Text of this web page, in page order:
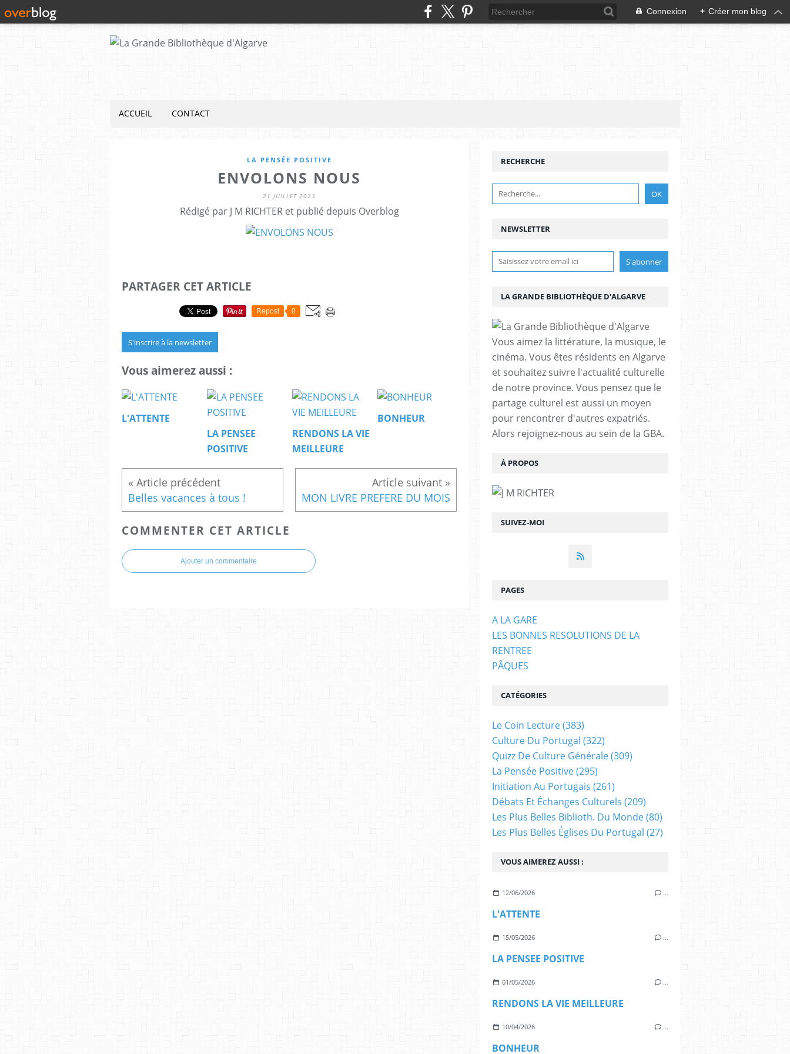
Connexion + Créer mon blog
ACCUEIL CONTACT
LA PENSÉE POSITIVE
ENVOLONS NOUS
21 JUILLET 2023
Rédigé par J M RICHTER et publié depuis Overblog
PARTAGER CET ARTICLE
Repost 0
S'inscrire à la newsletter
Vous aimerez aussi :
L'ATTENTE
LA PENSEE
POSITIVE
RENDONS LA VIE
MEILLEURE
BONHEUR
Belles vacances à tous ! MON LIVRE PREFERE DU MOIS
COMMENTER CET ARTICLE
Ajouter un commentaire
NEWSLETTER
SUIVEZ-MOI
RECHERCHE
LA GRANDE BIBLIOTHÈQUE D'ALGARVE
Vous aimez la littérature, la musique, le
cinéma. Vous êtes résidents en Algarve
et souhaitez suivre l'actualité culturelle
de notre province. Vous pensez que le
partage culturel est aussi un moyen
pour rencontrer d'autres expatriés.
Alors rejoignez-nous au sein de la GBA.
À PROPOS
VOUS AIMEREZ AUSSI :
12/06/2026 …
L'ATTENTE
15/05/2026 …
LA PENSEE POSITIVE
01/05/2026 …
RENDONS LA VIE MEILLEURE
10/04/2026 …
BONHEUR
PAGES
A LA GARE
LES BONNES RESOLUTIONS DE LA
RENTREE
PÂQUES
CATÉGORIES
Le Coin Lecture(383)
Culture Du Portugal (322)
Quizz De Culture Générale(309)
La Pensée Positive(295)
Initiation Au Portugais (261)
Débats Et Échanges Culturels (209)
Les Plus Belles Biblioth. Du Monde(80)
Les Plus Belles Églises Du Portugal (27)